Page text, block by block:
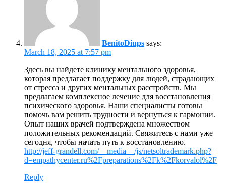
BenitoDiups says:
March 18, 2025 at 7:57 pm
Здесь вы найдете клинику ментального здоровья,
которая предлагает поддержку для людей, страдающих
от стресса и других ментальных расстройств. Мы
предлагаем комплексное лечение для восстановления
психического здоровья. Наши специалисты готовы
помочь вам решить трудности и вернуться к гармонии.
Опыт наших врачей подтверждена множеством
положительных рекомендаций. Свяжитесь с нами уже
сегодня, чтобы начать путь к восстановлению.
http://jeff-grandell.com/__media__/js/netsoltrademark.php?
d=empathycenter.ru%2Fpreparations%2Fk%2Fkorvalol%2F
Reply